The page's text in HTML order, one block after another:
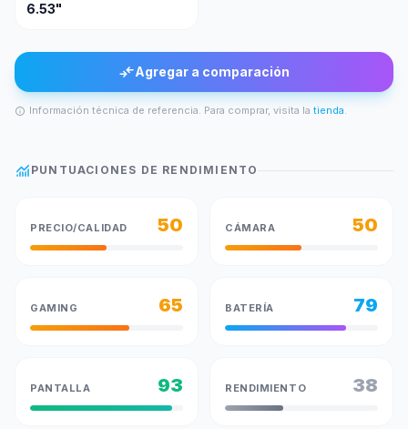
6.53"
compare_arrowsAgregar a comparación
info Información técnica de referencia. Para comprar, visita la tienda.
monitoring PUNTUACIONES DE RENDIMIENTO
PRECIO/CALIDAD 50 CÁMARA 50
GAMING 65 BATERÍA 79
PANTALLA 93 RENDIMIENTO 38